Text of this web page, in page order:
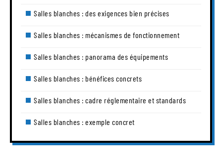
Salles blanches : des exigences bien précises
Salles blanches : mécanismes de fonctionnement
Salles blanches : panorama des équipements
Salles blanches : bénéfices concrets
Salles blanches : cadre réglementaire et standards
Salles blanches : exemple concret